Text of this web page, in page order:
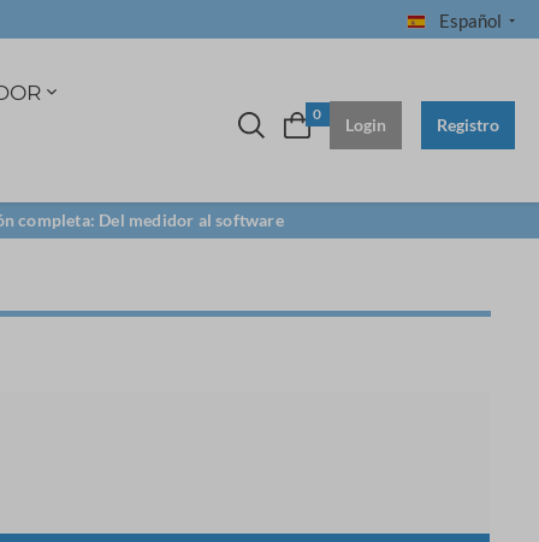
Español
0 Login Registro
completa: Del medidor al software